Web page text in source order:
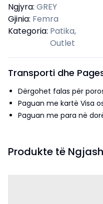
Ngjyra: GREY
Gjinia: Femra
Kategoria: Patika,
Outlet
Transporti dhe
Dërgohet falas për
Paguan me kartë Visa
Paguan me para në
Produkte të